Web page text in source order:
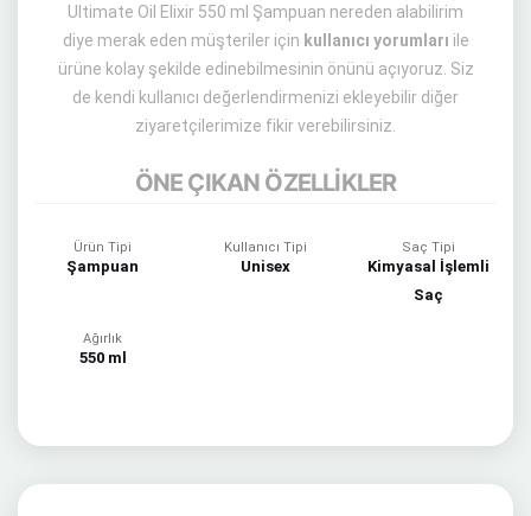
Ultimate Oil Elixir 550 ml Şampuan nereden alabilirim
diye merak eden müşteriler için kullanıcı yorumları ile
ürüne kolay şekilde edinebilmesinin önünü açıyoruz. Siz
de kendi kullanıcı değerlendirmenizi ekleyebilir diğer
ziyaretçilerimize fikir verebilirsiniz.
ÖNE ÇIKAN ÖZELLİKLER
Ürün Tipi
Şampuan
Kullanıcı Tipi
Unisex
Saç Tipi
Kimyasal İşlemli
Saç
Ağırlık
550 ml